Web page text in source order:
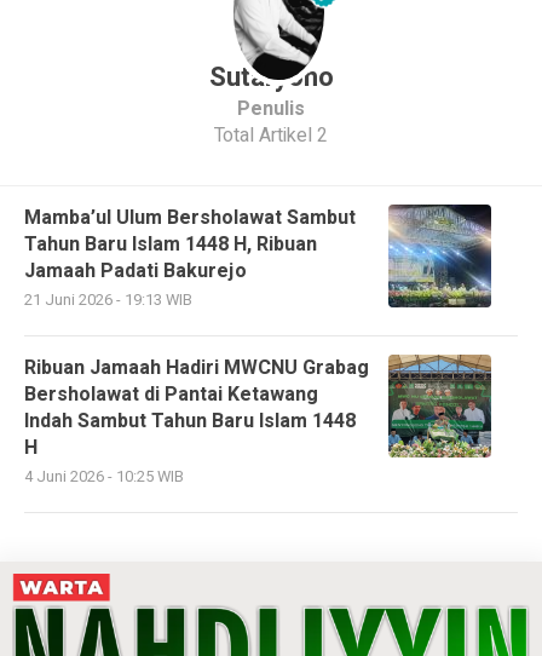
Sutaryono
Penulis
Total Artikel 2
Mamba’ul Ulum Bersholawat Sambut
Tahun Baru Islam 1448 H, Ribuan
Jamaah Padati Bakurejo
21 Juni 2026 - 19:13 WIB
Ribuan Jamaah Hadiri MWCNU Grabag
Bersholawat di Pantai Ketawang
Indah Sambut Tahun Baru Islam 1448
H
4 Juni 2026 - 10:25 WIB